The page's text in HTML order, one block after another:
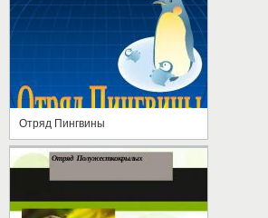
Отряд Пингвины